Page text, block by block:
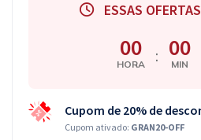
ESSAS
00
HORA : 00
MIN
Cupom de 20% de
Cupom ativado: GRAN20-OFF